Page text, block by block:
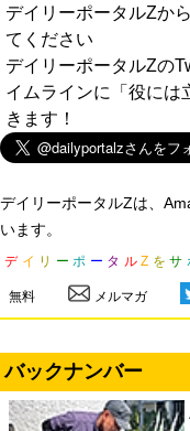
デイリーポータルZか
てください
デイリーポータルZの
イムラインに「役には
きます！
デイリーポータルZは、
います。
デ イ リ ー ポ ー タ ル Z を サ
無料 メルマガ
バックナンバー